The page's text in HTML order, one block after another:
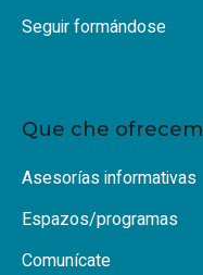
Seguir formándose
Que che
Asesorías informativas
Espazos/programas
Comunícate